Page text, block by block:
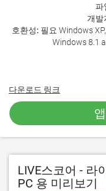
파
개발
호환성: 필요 Windows
Windows 8.1
다운로드 링크
LIVE스코어 - 라
PC 용 미리보기